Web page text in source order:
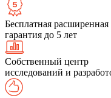
Бесплатная расширенная
гарантия до 5 лет
Собственный центр
исследований и